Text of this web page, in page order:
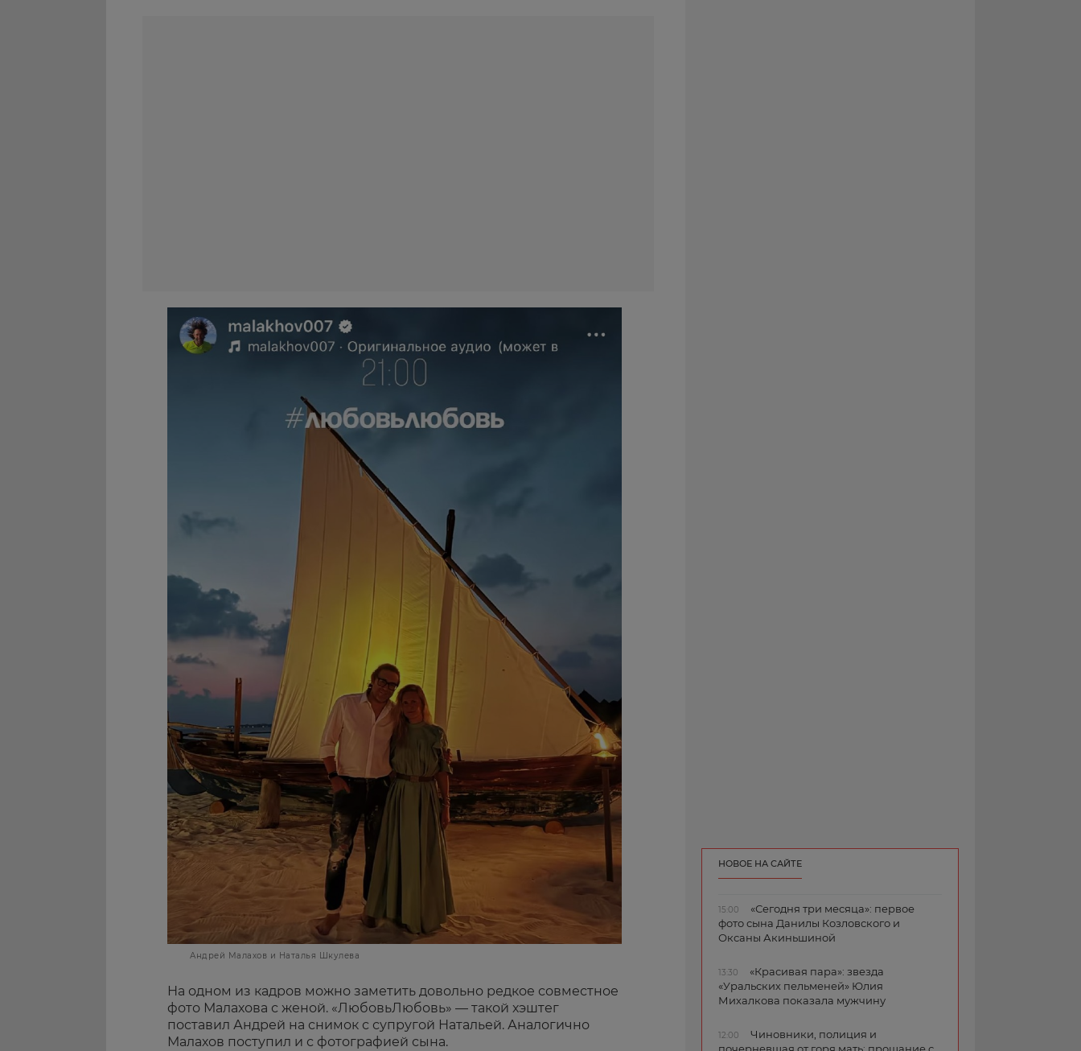
Андрей Малахов и Наталья Шкулева
На одном из кадров можно заметить довольно редкое совместное
фото Малахова с женой. «ЛюбовьЛюбовь» — такой хэштег
поставил Андрей на снимок с супругой Натальей. Аналогично
Малахов поступил и с фотографией сына.
НОВОЕ НА САЙТЕ
15:00
«Сегодня три месяца»: первое
фото сына Данилы Козловского и
Оксаны Акиньшиной
13:30
«Красивая пара»: звезда
«Уральских пельменей» Юлия
Михалкова показала мужчину
12:00
Чиновники, полиция и